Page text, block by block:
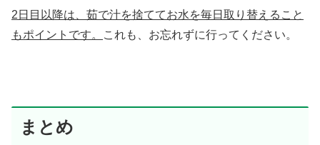
2日目以降は、茹で汁を捨ててお水を毎日取り替えること
もポイントです。
これも、お忘れずに行ってください。
まとめ